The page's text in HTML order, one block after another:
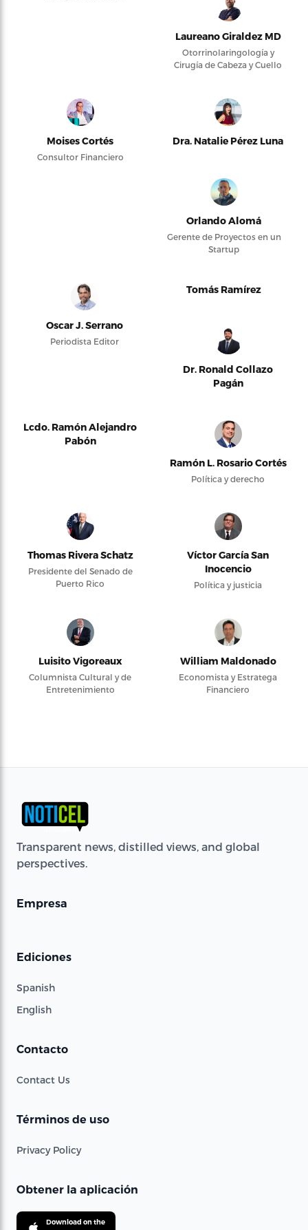
Laureano Giraldez MD
Otorrinolaringología y
Cirugía de Cabeza y Cuello
Moises Cortés
Consultor Financiero
Dra. Natalie Pérez Luna
Orlando Alomá
Gerente de Proyectos en un
Startup
Oscar J. Serrano
Periodista Editor
Tomás Ramírez
Dr. Ronald Collazo
Pagán
Lcdo. Ramón Alejandro
Pabón
Ramón L. Rosario Cortés
Política y derecho
Thomas Rivera Schatz
Presidente del Senado de
Puerto Rico
Víctor García San
Inocencio
Política y justicia
Luisito Vigoreaux
Columnista Cultural y de
Entretenimiento
William Maldonado
Economista y Estratega
Financiero
Transparent news, distilled views, and global
perspectives.
Empresa
Ediciones
Spanish
English
Contacto
Contact Us
Términos de uso
Privacy Policy
Obtener la aplicación
Download on the